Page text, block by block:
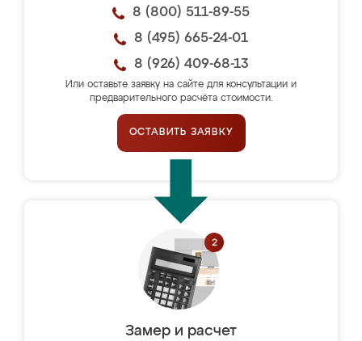
8 (800) 511-89-55
8 (495) 665-24-01
8 (926) 409-68-13
Или оставьте заявку на сайте для консультации и
предварительного расчёта стоимости.
ОСТАВИТЬ ЗАЯВКУ
Замер и расчет